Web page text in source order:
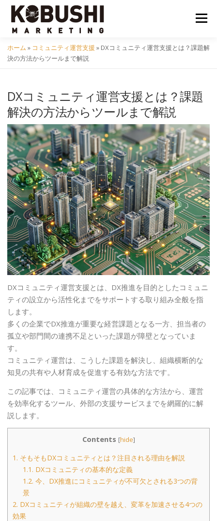
メニュ
会社概要 採用
コミュニティ サービス 資料DL 問い合わせ
ホーム » コミュニティ運営支援 » DXコミュニティ運営支援とは？課題解
決の方法からツールまで解説
DXコミュニティ運営支援とは？課題
解決の方法からツールまで解説
DXコミュニティ運営支援とは、DX推進を目的としたコミュニ
ティの設立から活性化までをサポートする取り組み全般を指
します。
多くの企業でDX推進が重要な経営課題となる一方、担当者の
孤立や部門間の連携不足といった課題が障壁となっていま
す。
コミュニティ運営は、こうした課題を解決し、組織横断的な
知見の共有や人材育成を促進する有効な方法です。
この記事では、コミュニティ運営の具体的な方法から、運営
を効率化するツール、外部の支援サービスまでを網羅的に解
説します。
Contents [hide]
1. そもそもDXコミュニティとは？注目される理由を解説
1.1. DXコミュニティの基本的な定義
1.2. 今、DX推進にコミュニティが不可欠とされる3つの背
景
2. DXコミュニティが組織の壁を越え、変革を加速させる4つの
効果